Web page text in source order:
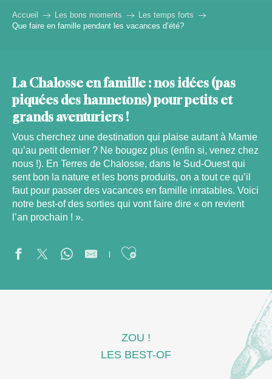
Accueil Les bons moments
Les temps forts
Que faire en famille pendant les vacances d’été?
La Chalosse en famille : nos idées (pas
piquées des hannetons) pour petits et
grands aventuriers !
Vous cherchez une destination qui plaise autant à Mamie
qu’au petit dernier ? Ne bougez plus (enfin si, venez chez
nous !). En Terres de Chalosse, dans le Sud-Ouest qui
sent bon la nature et les bons produits, on a tout ce qu’il
faut pour passer des vacances en famille inratables. Voici
notre best-of des sorties qui vont faire dire « on revient
l’an prochain ! ».
Ajouter aux
ZOU !
LES BEST-OF